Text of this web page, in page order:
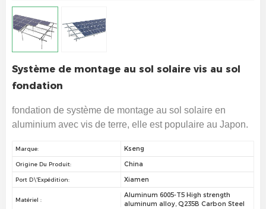
Système de montage au sol solaire vis au sol
fondation
fondation de système de montage au sol solaire en
aluminium avec vis de terre, elle est populaire au Japon.
Marque: Kseng
Origine Du Produit: China
Port D\'expédition: Xiamen
Matériel :
Aluminum 6005-T5 High strength
aluminum alloy, Q235B Carbon Steel